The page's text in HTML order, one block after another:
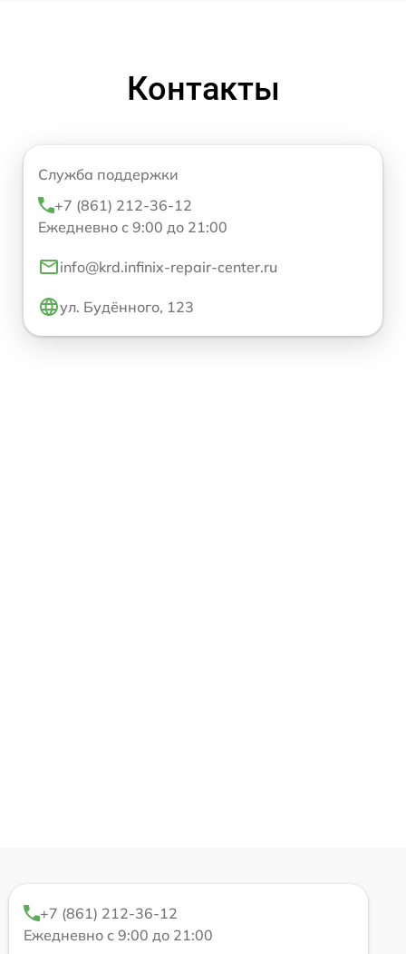
Контакты
Служба поддержки
+7 (861) 212-36-12
Ежедневно с 9:00 до 21:00
info@krd.infinix-repair-center.ru
ул. Будённого, 123
+7 (861) 212-36-12
Ежедневно с 9:00 до 21:00